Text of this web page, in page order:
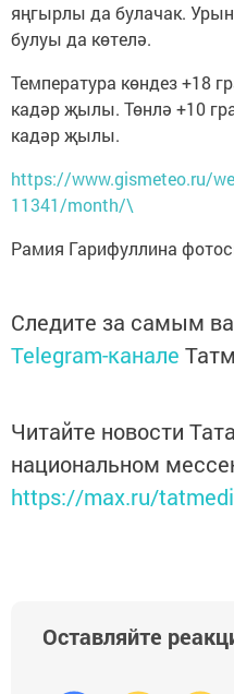
яңгырлы да булачак.
булуы да көтелә.
Температура көндез +18
кадәр җылы. Төнлә +10
кадәр җылы.
https://www.gismeteo.ru/
11341/month/\
Рамия Гарифуллина
Следите за самым
Telegram-канале
Читайте новости
национальном
https://max.ru/
Оставляйте